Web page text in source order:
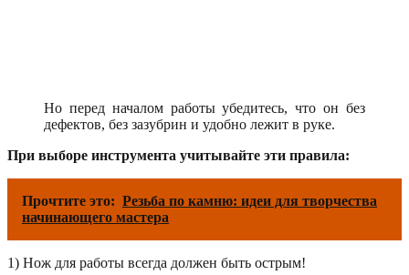
Но перед началом работы убедитесь, что он без
дефектов, без зазубрин и удобно лежит в руке.
При выборе инструмента учитывайте эти правила:
Прочтите это: Резьба по камню: идеи для творчества
начинающего мастера
1) Нож для работы всегда должен быть острым!